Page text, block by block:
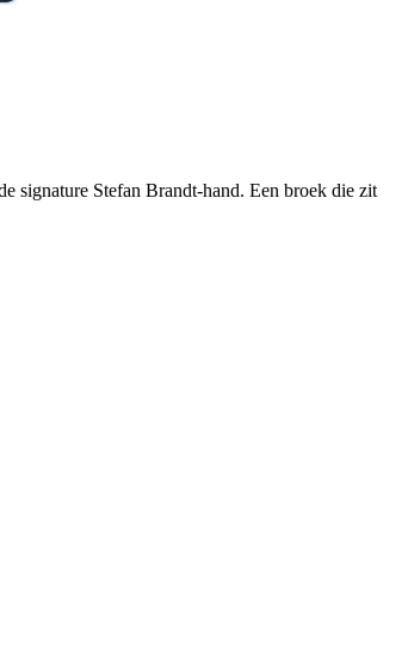
signature Stefan Brandt-hand. Een broek die zit